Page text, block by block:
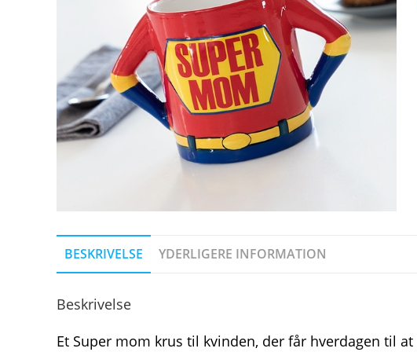
BESKRIVELSE YDERLIGERE INFORMATION
Beskrivelse
Et Super mom krus til kvinden, der får hverdagen til